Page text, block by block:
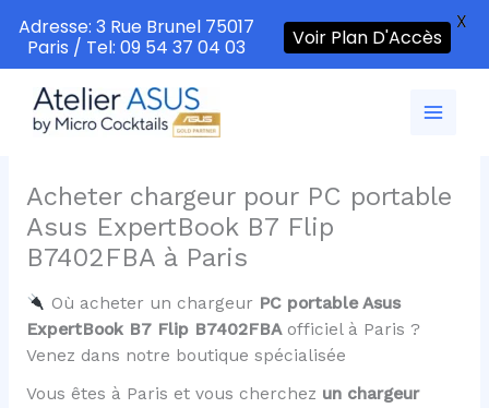
contenu
Acheter chargeur pour PC portable
Asus ExpertBook B7 Flip
B7402FBA à Paris
Où acheter un chargeur PC portable Asus
ExpertBook B7 Flip B7402FBAofficiel à Paris ?
Venez dans notre boutique spécialisée
Vous êtes à Paris et vous cherchez un chargeur
Adresse: 3 Rue Brunel 75017
Paris / Tel: 09 54 37 04 03
Voir Plan D'Accès
X